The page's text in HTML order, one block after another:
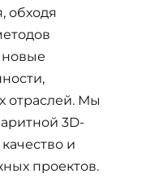
обходя
новые
отраслей. Мы
3D-
и
проектов.